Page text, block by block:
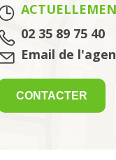
Tél. :
02 35 89 75 40
Email :
Email de
CONTACTER